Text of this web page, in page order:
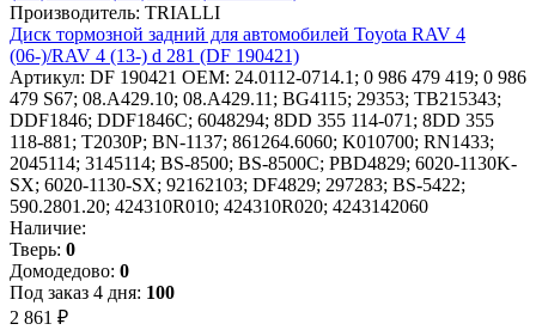
Производитель: TRIALLI
Диск тормозной задний для автомобилей Toyota RAV 4
(06-)/RAV 4 (13-) d 281 (DF 190421)
Артикул: DF 190421 OEM: 24.0112-0714.1; 0 986 479 419; 0 986
479 S67; 08.A429.10; 08.A429.11; BG4115; 29353; TB215343;
DDF1846; DDF1846C; 6048294; 8DD 355 114-071; 8DD 355
118-881; T2030P; BN-1137; 861264.6060; K010700; RN1433;
2045114; 3145114; BS-8500; BS-8500C; PBD4829; 6020-1130K-
SX; 6020-1130-SX; 92162103; DF4829; 297283; BS-5422;
590.2801.20; 424310R010; 424310R020; 4243142060
Наличие:
Тверь: 0
Домодедово: 0
Под заказ 4 дня: 100
2 861 ₽